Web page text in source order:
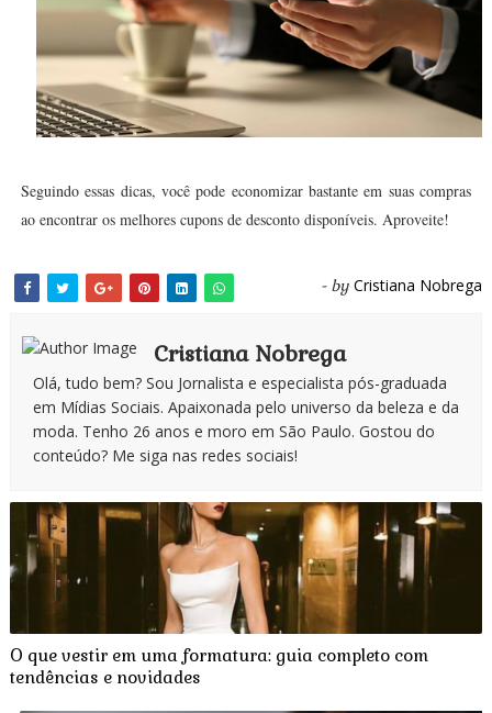
Seguindo essas dicas, você pode economizar bastante em suas compras
ao encontrar os melhores cupons de desconto disponíveis. Aproveite!
- by Cristiana Nobrega
Cristiana Nobrega
Olá, tudo bem? Sou Jornalista e especialista pós-graduada
em Mídias Sociais. Apaixonada pelo universo da beleza e da
moda. Tenho 26 anos e moro em São Paulo. Gostou do
conteúdo? Me siga nas redes sociais!
O que vestir em uma formatura: guia completo com
tendências e novidades